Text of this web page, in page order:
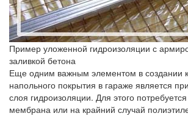
Пример уложенной гидроизоляции с
заливкой бетона
Еще одним важным элементом в создании
напольного покрытия в гараже является
слоя гидроизоляции. Для этого
мембрана или на крайний случай